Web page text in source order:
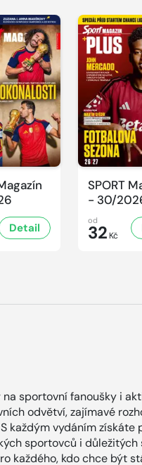
Detail
SPORT
- 30/
od
32 Kč
sportovní fanoušky i
odvětví, zajímavé
každým vydáním získáte
sportovců i důležitých
každého, kdo chce být